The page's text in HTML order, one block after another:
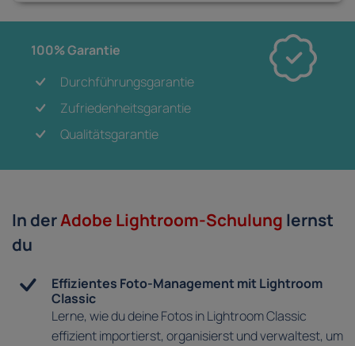
In derAdobe Lightroom-Schulung lernst
du
Effizientes Foto-Management mit Lightroom
Classic
Lerne, wie du deine Fotos in Lightroom Classic
effizient importierst, organisierst und verwaltest, um
100% Garantie
Durchführungsgarantie
Zufriedenheitsgarantie
Qualitätsgarantie